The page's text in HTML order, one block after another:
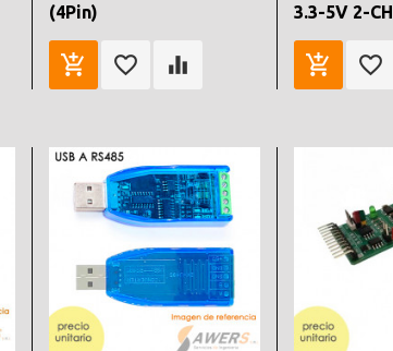
(4Pin)
3.3-5V 2-CH